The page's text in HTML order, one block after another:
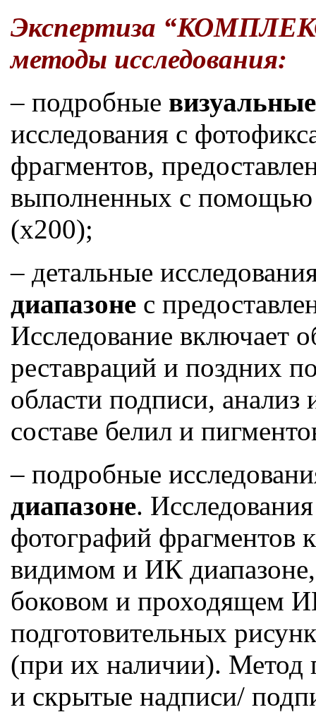
Экспертиза
методы исследования:
– подробные
исследования с
фрагментов,
выполненных с помощью
(х200);
– детальные
диапазоне с
Исследование включает
реставраций и поздних
области подписи,
составе белил и
– подробные
диапазоне.
фотографий фрагментов
видимом и ИК диапазоне,
боковом и проходящем
подготовительных
(при их наличии). Метод
и скрытые надписи/